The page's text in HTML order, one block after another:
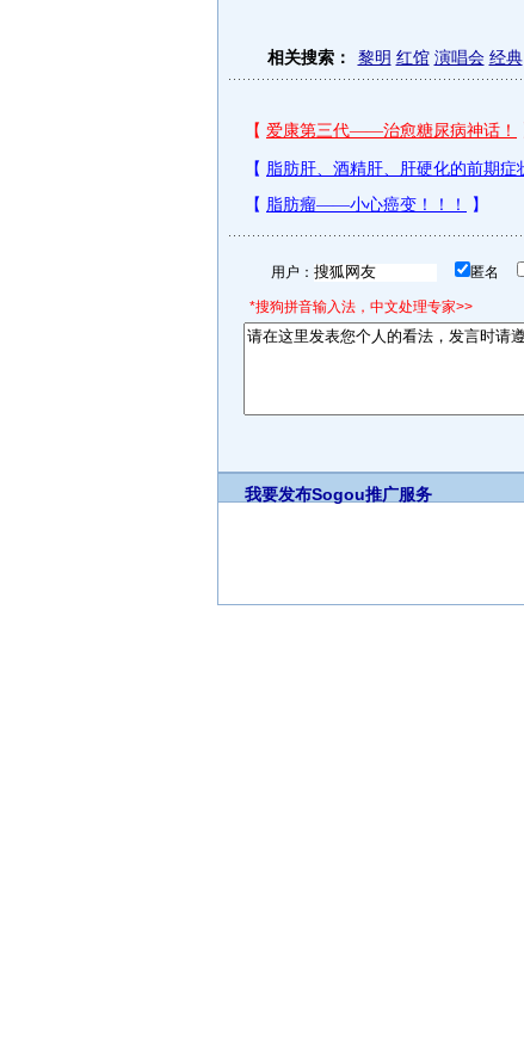
相关搜索： 黎明 红馆 演唱会 经典
用户： 匿名
*搜狗拼音输入法，中文处理专家>>
我要发布Sogou推广服务